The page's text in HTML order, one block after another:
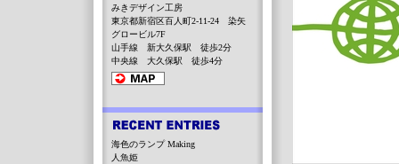
みきデザイン工房
東京都新宿区百人町2-11-24 染矢
グロービル7F
山手線 新大久保駅 徒歩2分
中央線 大久保駅 徒歩4分
海色のランプ Making
人魚姫